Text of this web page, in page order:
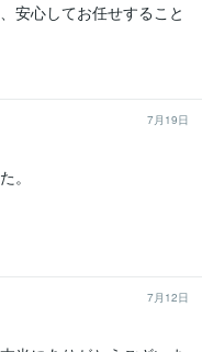
安心してお任せすること
7月19日
。
7月12日